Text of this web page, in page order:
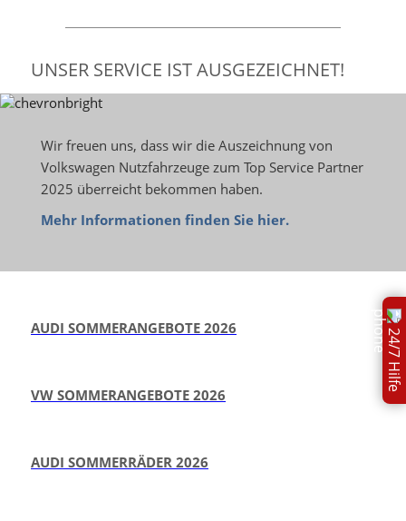
24/7 Hilfe
UNSER SERVICE IST AUSGEZEICHNET!
Wir freuen uns, dass wir die Auszeichnung von
Volkswagen Nutzfahrzeuge zum Top Service Partner
2025 überreicht bekommen haben.
Mehr Informationen finden Sie hier.
AUDI SOMMERANGEBOTE 2026
VW SOMMERANGEBOTE 2026
AUDI SOMMERRÄDER 2026